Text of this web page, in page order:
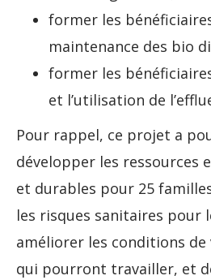
former les
maintenance des bio
former les
et l’utilisation de
Pour rappel, ce projet a
développer les ressources
et durables pour 25
les risques sanitaires pour
améliorer les conditions de
qui pourront travailler, et